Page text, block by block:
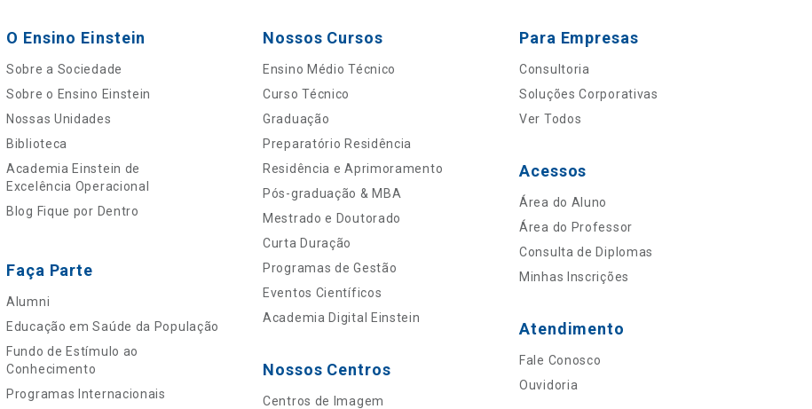
O Ensino Einstein
Sobre a Sociedade
Sobre o Ensino Einstein
Nossas Unidades
Biblioteca
Academia Einstein de
Excelência Operacional
Blog Fique por Dentro
Faça Parte
Alumni
Educação em Saúde da População
Fundo de Estímulo ao
Conhecimento
Programas Internacionais
Nossos Cursos
Ensino Médio Técnico
Curso Técnico
Graduação
Preparatório Residência
Residência e Aprimoramento
Pós-graduação & MBA
Mestrado e Doutorado
Curta Duração
Programas de Gestão
Eventos Científicos
Academia Digital Einstein
Nossos Centros
Centros de Imagem
Para Empresas
Consultoria
Soluções Corporativas
Ver Todos
Acessos
Área do Aluno
Área do Professor
Consulta de Diplomas
Minhas Inscrições
Atendimento
Fale Conosco
Ouvidoria